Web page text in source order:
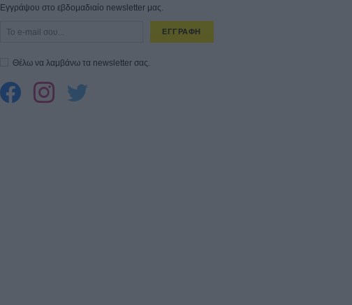
Εγγράψου στο εβδομαδιαίο newsletter μας.
ΕΓΓΡΑΦΗ
Θέλω να λαμβάνω τα newsletter σας.